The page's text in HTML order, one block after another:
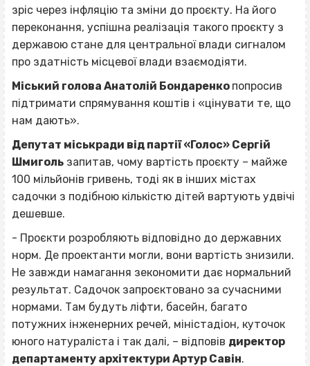
зріс через інфляцію та зміни до проєкту. На його
переконання, успішна реалізація такого проєкту з
державою стане для центральної влади сигналом
про здатність місцевої влади взаємодіяти.
Міський голова Анатолій Бондаренко попросив
підтримати спрямування коштів і «цінувати те, що
нам дають».
Депутат міськради від партії «Голос» Сергій
Шмиголь запитав, чому вартість проєкту – майже
100 мільйонів гривень, тоді як в інших містах
садочки з подібною кількістю дітей вартують удвічі
дешевше.
- Проєкти розробляють відповідно до державних
норм. Де проектанти могли, вони вартість знизили.
Не завжди намагання зекономити дає нормальний
результат. Садочок запроєктовано за сучасними
нормами. Там будуть ліфти, басейн, багато
потужних інженерних речей, міністадіон, куточок
юного натураліста і так далі, – відповів директор
департаменту архітектури Артур Савін.